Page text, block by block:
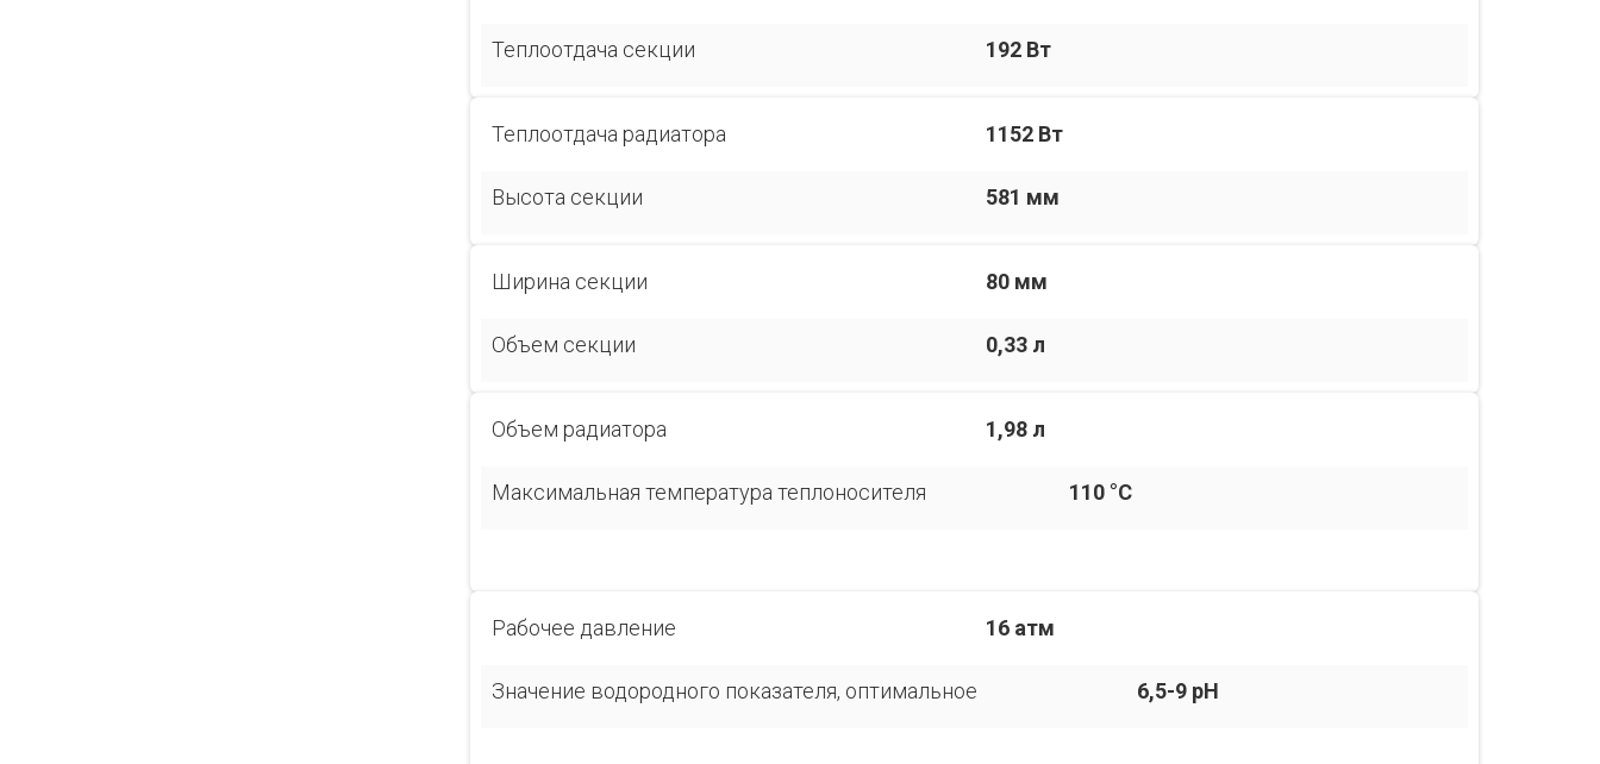
Теплоотдача секции 192 Вт
Теплоотдача радиатора 1152 Вт
Высота секции 581 мм
Ширина секции 80 мм
Объем секции 0,33 л
Объем радиатора 1,98 л
Максимальная температура теплоносителя 110 °С
Рабочее давление 16 атм
Значение водородного показателя, оптимальное 6,5-9 pH